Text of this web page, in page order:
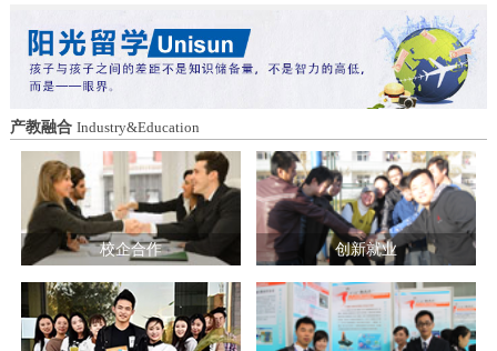
动会为契机，涵养健康体魄、锤炼坚韧意
志，将赛场上的拼搏精神、协作意识转化
为学习工作的强大动力，凝心聚力、笃行
不怠，共同书写华澳学院高质量发展的崭
新篇章。 本届开幕式以“逐梦 健康 奋进
感恩”为脉络，献上四场精彩展演。 健康
同行，雅韵律动 优雅交谊舞翩跹起舞，
舞步轻盈、配合默契，在旋转与迈步间绽
放自信从容的青春风采。 感恩于心，团
结奋进 歌舞表演温暖有力，音符与舞步
传递同心同行的信念，凝聚团结力量，共
赴赛场追梦之旅。 学院党委书记刘国垠
宣布山西华澳商贸职业学院2026年春季田
径运动会正式开始！
造特色育人载体。三要强化队伍建设。通
过挂职帮带、专题培训、观摩交流等形
式，培育政治强、业务精、作风正的党务
和思政工作队伍。四要推动深度融合。把
结对共建融入专业建设、科研创新、人才
培养、社会服务全过程，让党建引领下的
校际合作，既赋能民办高校规范发展，也
助力公办高校拓展育人维度。 在共同见
证下，三方校领导签署了《党建和思想政
治工作结对共建协议书》。 此次签约不
仅为党建和思想政治工作搭建起常态化、
制度化的交流平台，更为三方在更广领
域、更深层次的合作奠定了坚实基础。相
关责任部门将主动对接、深化交流，推动
共建内容落地见效，共同谱写公办民办高
产教融合 Industry&Education
校企合作 创新就业